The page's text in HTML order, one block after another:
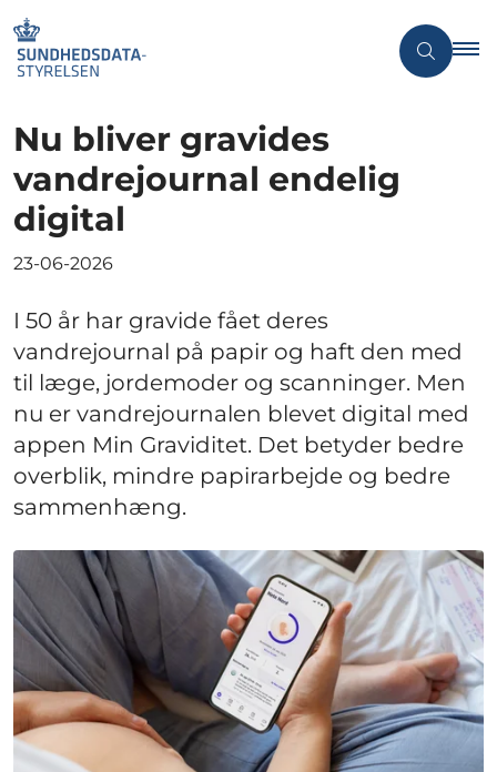
Nu bliver gravides
vandrejournal endelig
digital
23-06-2026
I 50 år har gravide fået deres
vandrejournal på papir og haft den med
til læge, jordemoder og scanninger. Men
nu er vandrejournalen blevet digital med
appen Min Graviditet. Det betyder bedre
overblik, mindre papirarbejde og bedre
sammenhæng.